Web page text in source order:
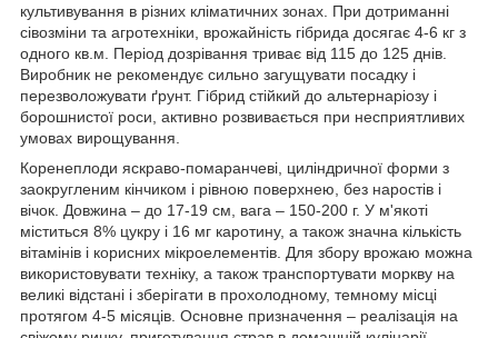
культивування в різних кліматичних зонах. При дотриманні
сівозміни та агротехніки, врожайність гібрида досягає 4-6 кг з
одного кв.м. Період дозрівання триває від 115 до 125 днів.
Виробник не рекомендує сильно загущувати посадку і
перезволожувати ґрунт. Гібрид стійкий до альтернаріозу і
борошнистої роси, активно розвивається при несприятливих
умовах вирощування.
Коренеплоди яскраво-помаранчеві, циліндричної форми з
заокругленим кінчиком і рівною поверхнею, без наростів і
вічок. Довжина – до 17-19 см, вага – 150-200 г. У м'якоті
міститься 8% цукру і 16 мг каротину, а також значна кількість
вітамінів і корисних мікроелементів. Для збору врожаю можна
використовувати техніку, а також транспортувати моркву на
великі відстані і зберігати в прохолодному, темному місці
протягом 4-5 місяців. Основне призначення – реалізація на